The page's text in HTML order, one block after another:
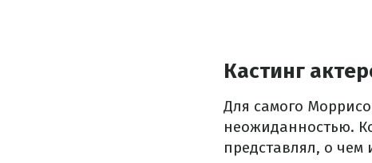
Кастинг
Для самого
неожиданностью.
представлял, о чем